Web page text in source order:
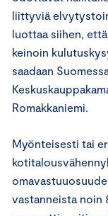
liittyviä
luottaa siihen,
keinoin
saadaan
Romakkaniemi.
Myönteisesti tai
vastanneista noin